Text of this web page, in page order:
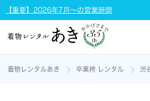
【重要】2026年7月～の営業時間
着物レンタルあき 卒業袴 レンタル 渋